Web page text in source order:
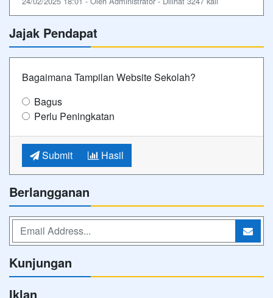
Jajak Pendapat
Bagaimana Tampilan Website Sekolah?
Bagus
Perlu Peningkatan
Submit Hasil
Berlangganan
Kunjungan
Iklan